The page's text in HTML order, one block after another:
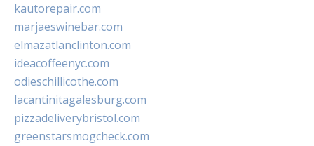
kautorepair.com
marjaeswinebar.com
elmazatlanclinton.com
ideacoffeenyc.com
odieschillicothe.com
lacantinitagalesburg.com
pizzadeliverybristol.com
greenstarsmogcheck.com